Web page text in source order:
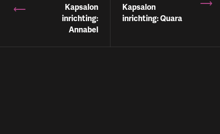
Kapsalon
inrichting:
Annabel
Kapsalon
inrichting: Quara